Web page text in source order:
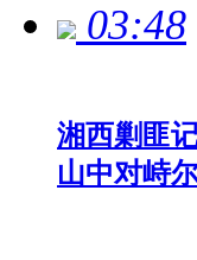
03:48
湘西剿匪
山中对峙